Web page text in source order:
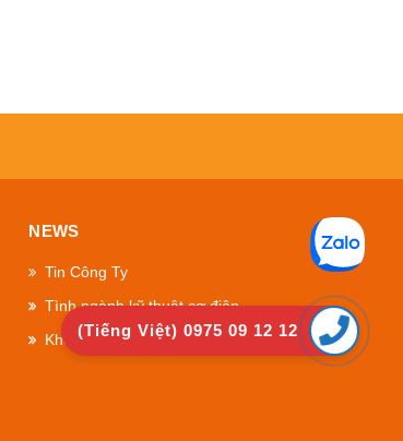
NEWS
Tin Công Ty
Tình ngành kỹ thuật cơ điện
Khoa học kỹ thuật
(Tiếng Việt) 0975 09 12 12